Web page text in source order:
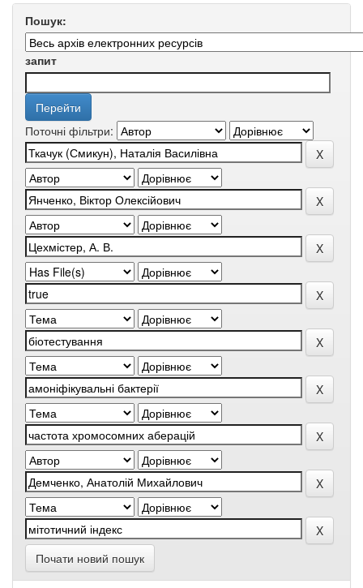
Пошук:
запит
Поточні фільтри:
Почати новий пошук